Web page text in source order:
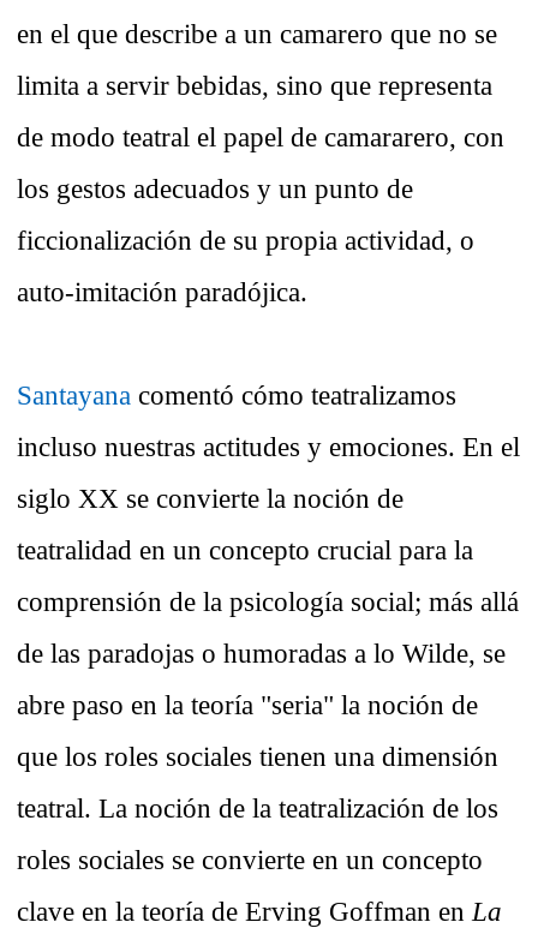
en el que describe a un camarero que no se
limita a servir bebidas, sino que representa
de modo teatral el papel de camararero, con
los gestos adecuados y un punto de
ficcionalización de su propia actividad, o
auto-imitación paradójica.
Santayana comentó cómo teatralizamos
incluso nuestras actitudes y emociones. En el
siglo XX se convierte la noción de
teatralidad en un concepto crucial para la
comprensión de la psicología social; más allá
de las paradojas o humoradas a lo Wilde, se
abre paso en la teoría "seria" la noción de
que los roles sociales tienen una dimensión
teatral. La noción de la teatralización de los
roles sociales se convierte en un concepto
clave en la teoría de Erving Goffman en La